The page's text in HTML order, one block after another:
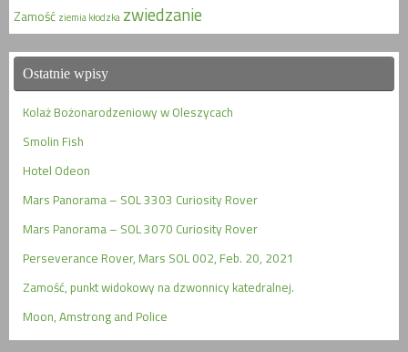
Zamość ziemia kłodzka zwiedzanie
Ostatnie wpisy
Kolaż Bożonarodzeniowy w Oleszycach
Smolin Fish
Hotel Odeon
Mars Panorama – SOL 3303 Curiosity Rover
Mars Panorama – SOL 3070 Curiosity Rover
Perseverance Rover, Mars SOL 002, Feb. 20, 2021
Zamość, punkt widokowy na dzwonnicy katedralnej.
Moon, Amstrong and Police